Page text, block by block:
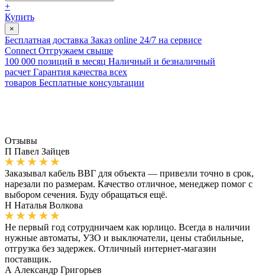
+
Купить
×
Бесплатная доставка Заказ online 24/7 на сервисе
Connect Отгружаем свыше
100 000 позиций в месяц Наличный и безналичный
расчет Гарантия качества всех
товаров Бесплатные консультации
Отзывы
П Павел Зайцев
Заказывал кабель ВВГ для объекта — привезли точно в срок,
нарезали по размерам. Качество отличное, менеджер помог с
выбором сечения. Буду обращаться ещё.
Н Наталья Волкова
Не первый год сотрудничаем как юрлицо. Всегда в наличии
нужные автоматы, УЗО и выключатели, цены стабильные,
отгрузка без задержек. Отличный интернет-магазин
поставщик.
А Александр Григорьев